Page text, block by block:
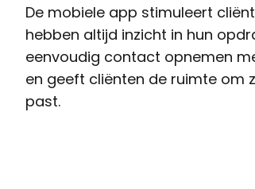
De mobiele app stimuleert
hebben altijd inzicht in hun
eenvoudig contact opnemen
en geeft cliënten de ruimte om
past.